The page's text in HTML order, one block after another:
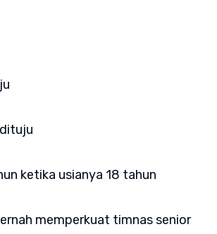
ketika usianya 18 tahun
memperkuat timnas senior